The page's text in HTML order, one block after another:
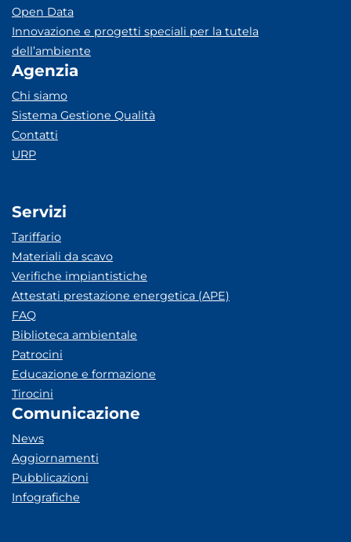
Open Data
Innovazione e progetti speciali per la tutela
dell’ambiente
Agenzia
Chi siamo
Sistema Gestione Qualità
Contatti
URP
Servizi
Tariffario
Materiali da scavo
Verifiche impiantistiche
Attestati prestazione energetica (APE)
FAQ
Biblioteca ambientale
Patrocini
Educazione e formazione
Tirocini
Comunicazione
News
Aggiornamenti
Pubblicazioni
Infografiche